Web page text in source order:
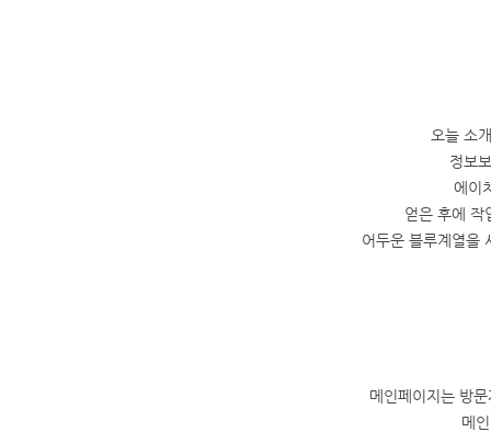
오늘 소
정보
에이
얻은 후에 작
어두운 블루계열을
메인페이지는 방
메